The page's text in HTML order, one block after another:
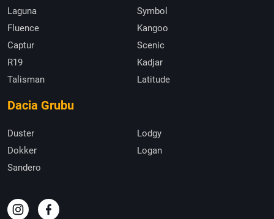
Laguna
Symbol
Fluence
Kangoo
Captur
Scenic
R19
Kadjar
Talisman
Latitude
Dacia Grubu
Duster
Lodgy
Dokker
Logan
Sandero